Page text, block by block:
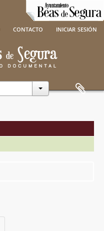
contacto iniciar sesión